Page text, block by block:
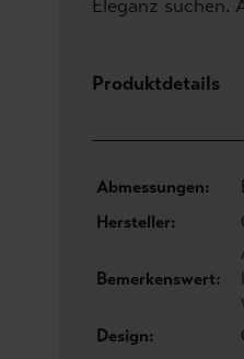
Eleganz suchen.
Produktdetails
Abmessungen:
Hersteller:
Bemerkenswert:
Design: